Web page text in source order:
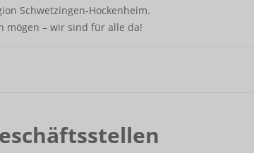
Schwetzingen-Hockenheim.
mögen – wir sind für alle da!